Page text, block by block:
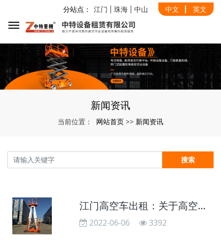
分站点： 江门 珠海 中山 中文 英文
新闻资讯
当前位置： 网站首页 >> 新闻资讯
搜索
江门高空车出租：关于高空车漏油的处理办法
2022-06-06 3392